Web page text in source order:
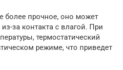
более прочное, оно может
за контакта с влагой. При
термостатический
режиме, что приведет